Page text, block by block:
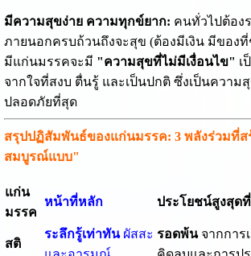
มีความสุขง่าย ความทุกข์ยาก: คนทั่วไปต้อง
ภายนอกครบถ้วนถึงจะสุข (ต้องมีเงิน มีของ
มีแก่นมรรคจะมี "ความสุขที่ไม่มีเงื่อนไข" เ
จากใจที่สงบ ตื่นรู้ และเป็นปกติ ซึ่งเป็นความ
ปลอดภัยที่สุด
สรุปปฏิสัมพันธ์ของแก่นมรรค: 3 พลังร่วมที่
สมบูรณ์แบบ"
แก่น
มรรค
หน้าที่หลัก ประโยชน์สูงสุด
สติ
ระลึกรู้เท่าทันผัสสะ รอดพ้นจากการ